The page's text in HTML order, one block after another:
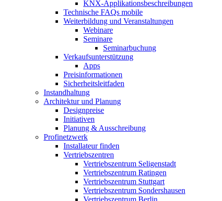
KNX-Applikationsbeschreibungen
Technische FAQs mobile
Weiterbildung und Veranstaltungen
Webinare
Seminare
Seminarbuchung
Verkaufsunterstützung
Apps
Preisinformationen
Sicherheitsleitfaden
Instandhaltung
Architektur und Planung
Designpreise
Initiativen
Planung & Ausschreibung
Profinetzwerk
Installateur finden
Vertriebszentren
Vertriebszentrum Seligenstadt
Vertriebszentrum Ratingen
Vertriebszentrum Stuttgart
Vertriebszentrum Sondershausen
Vertriebszentrum Berlin